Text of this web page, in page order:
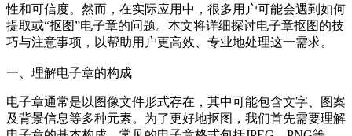
性和可信度。然而，在实际应用中，很多用户可能会遇到如何
提取或“抠图”电子章的问题。本文将详细探讨电子章抠图的技
巧与注意事项，以帮助用户更高效、专业地处理这一需求。
一、理解电子章的构成
电子章通常是以图像文件形式存在，其中可能包含文字、图案
及背景信息等多种元素。为了更好地抠图，我们首先需要理解